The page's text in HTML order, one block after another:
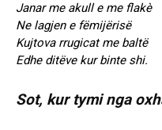
Janar me akull e me flakè
Ne lagjen e fëmijërisë
Kujtova rrugicat me baltë
Edhe ditëve kur binte shi.
Sot, kur tymi nga